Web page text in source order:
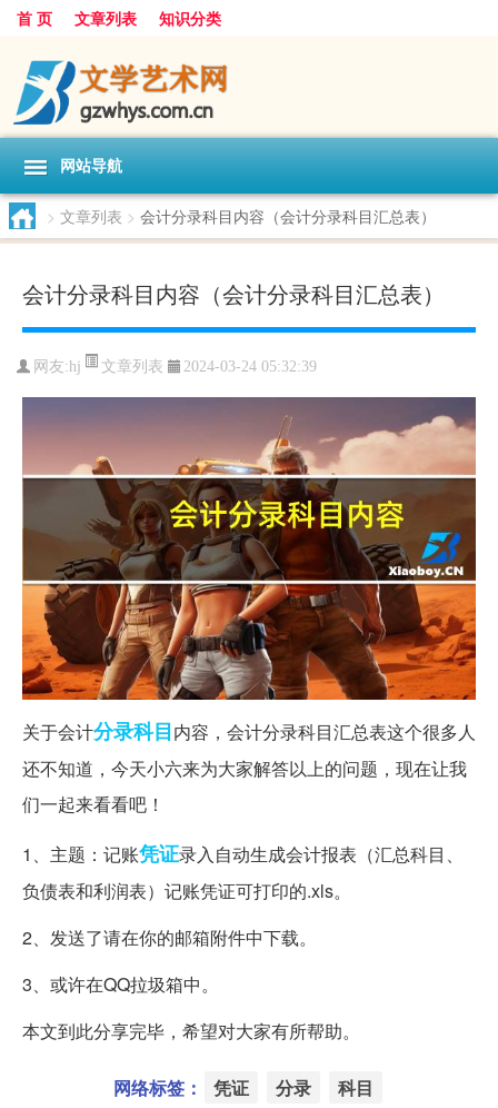
首 页 文章列表 知识分类
网站导航
> 文章列表 > 会计分录科目内容（会计分录科目汇总表）
会计分录科目内容（会计分录科目汇总表）
网友:hj 文章列表 2024-03-24 05:32:39
关于会计分录科目内容，会计分录科目汇总表这个很多人
还不知道，今天小六来为大家解答以上的问题，现在让我
们一起来看看吧！
1、主题：记账凭证录入自动生成会计报表（汇总科目、
负债表和利润表）记账凭证可打印的.xls。
2、发送了请在你的邮箱附件中下载。
3、或许在QQ拉圾箱中。
本文到此分享完毕，希望对大家有所帮助。
网络标签： 凭证 分录 科目